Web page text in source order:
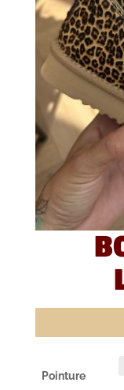
Pointure